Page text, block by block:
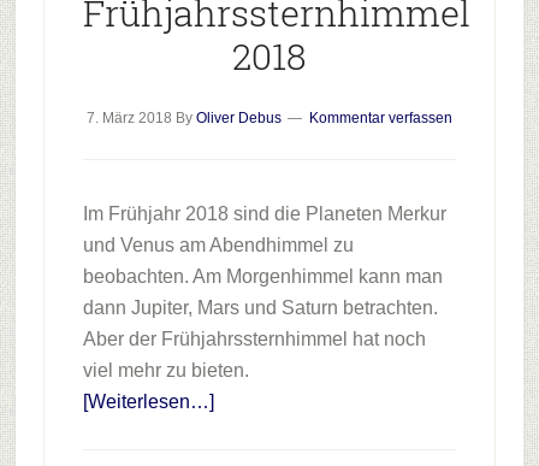
Frühjahrssternhimmel
2018
7. März 2018 By Oliver Debus Kommentar verfassen
Im Frühjahr 2018 sind die Planeten Merkur
und Venus am Abendhimmel zu
beobachten. Am Morgenhimmel kann man
dann Jupiter, Mars und Saturn betrachten.
Aber der Frühjahrssternhimmel hat noch
viel mehr zu bieten.
[Weiterlesen…]Infos